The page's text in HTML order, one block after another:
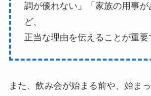
調が優れない」「家族の用事が
ど、
正当な理由を伝えることが重要
また、飲み会が始まる前や、始ま